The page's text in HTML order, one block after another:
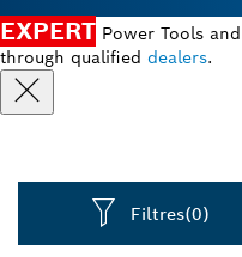
EXPERT Power Tools
through qualified dealers.
Filtres(0)